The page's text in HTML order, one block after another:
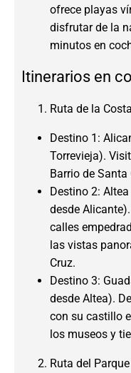
ofrece playas
disfrutar de la
minutos en
Itinerarios en
Ruta de la
Destino 1:
Torrevieja).
Barrio de
Destino 2:
desde
calles
las vistas
Cruz.
Destino 3:
desde Altea).
con su castillo
los museos y
Ruta del